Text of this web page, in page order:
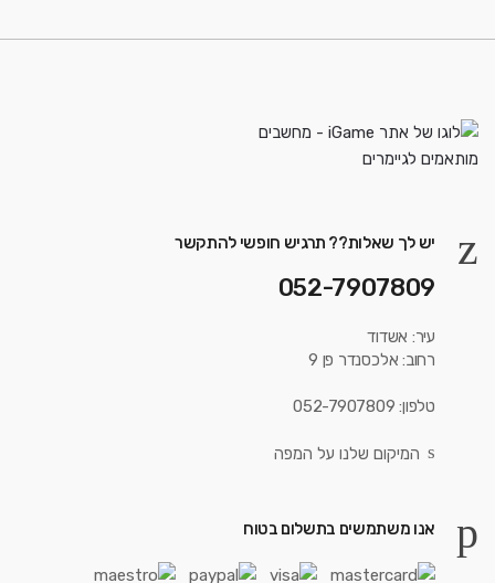
יש לך שאלות?? תרגיש חופשי להתקשר
052-7907809
עיר: אשדוד
רחוב: אלכסנדר פן 9
טלפון: 052-7907809
המיקום שלנו על המפה
אנו משתמשים בתשלום בטוח